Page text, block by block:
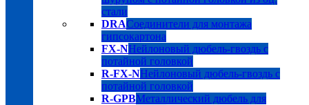
стали
DRAСоединители для монтажа
гипсокартона
FX-NНейлоновый дюбель-гвоздь с
потайной головкой
R-FX-NНейлоновый дюбель-гвоздь с
потайной головкой
R-GPBМеталлический дюбель для